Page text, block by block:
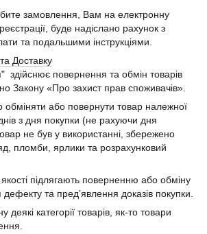
замовлення, Вам на електронну
буде надіслано рахунок з
та подальшими інструкціями.
Доставку
здійснює повернення та обмін товарів
Закону «Про захист прав споживачів».
або повернути товар належної
з дня покупки (не рахуючи дня
не був у використанні, збережено
пломби, ярлики та розрахунковий
підлягають поверненню або обміну
та пред’явлення доказів покупки.
деякі категорії товарів, як-то товари